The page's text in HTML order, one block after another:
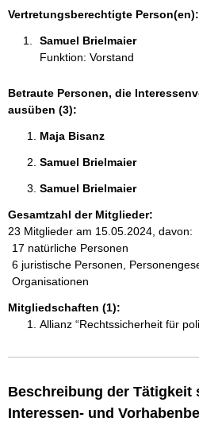
n
Vertretungsberechtigte Person(en):
Samuel Brielmaier
Funktion: Vorstand
Betraute Personen, die
ausüben (3):
Maja Bisanz
Samuel Brielmaier
Samuel Brielmaier
Gesamtzahl der Mitglieder:
23 Mitglieder am 15.05.2024, davon:
17 natürliche Personen
6 juristische Personen,
Organisationen
Mitgliedschaften (1):
Allianz “Rechtssicherheit für
Beschreibung der Tätigkeit
Interessen- und